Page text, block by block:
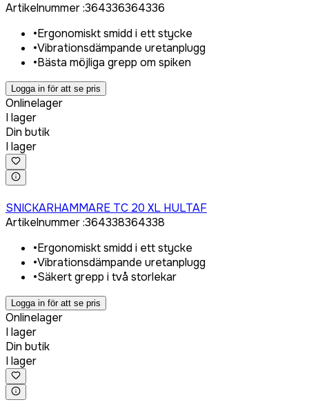
Artikelnummer:364336364336
•Ergonomiskt smidd i ett stycke
•Vibrationsdämpande uretanplugg
•Bästa möjliga grepp om spiken
Logga in för att se pris
Onlinelager
I lager
Din butik
I lager
SNICKARHAMMARE TC 20 XL HULTAF
Artikelnummer:364338364338
•Ergonomiskt smidd i ett stycke
•Vibrationsdämpande uretanplugg
•Säkert grepp i två storlekar
Logga in för att se pris
Onlinelager
I lager
Din butik
I lager